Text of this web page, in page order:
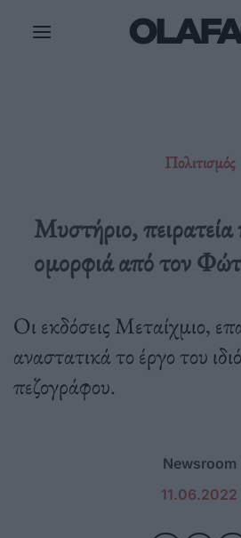
Πολιτισμός
Μυστήριο, πειρατεία
ομορφιά από τον
Οι εκδόσεις Μεταίχμιο,
αναστατικά το έργο του
πεζογράφου.
Newsroom
11.06.2022